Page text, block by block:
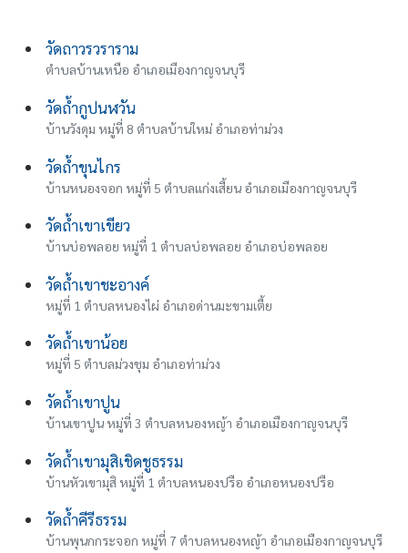
วัดถาวรวราราม
ตำบลบ้านเหนือ อำเภอเมืองกาญจนบุรี
วัดถ้ำกูปนฬวัน
บ้านวังดุม หมู่ที่ 8 ตำบลบ้านใหม่ อำเภอท่าม่วง
วัดถ้ำขุนไกร
บ้านหนองจอก หมู่ที่ 5 ตำบลแก่งเสี้ยน อำเภอเมืองกาญจนบุรี
วัดถ้ำเขาเขียว
บ้านบ่อพลอย หมู่ที่ 1 ตำบลบ่อพลอย อำเภอบ่อพลอย
วัดถ้ำเขาชะอางค์
หมู่ที่ 1 ตำบลหนองไผ่ อำเภอด่านมะขามเตี้ย
วัดถ้ำเขาน้อย
หมู่ที่ 5 ตำบลม่วงชุม อำเภอท่าม่วง
วัดถ้ำเขาปูน
บ้านเขาปูน หมู่ที่ 3 ตำบลหนองหญ้า อำเภอเมืองกาญจนบุรี
วัดถ้ำเขามุสิเชิดชูธรรม
บ้านหัวเขามุสิ หมู่ที่ 1 ตำบลหนองปรือ อำเภอหนองปรือ
วัดถ้ำคีรีธรรม
บ้านพุนกกระจอก หมู่ที่ 7 ตำบลหนองหญ้า อำเภอเมืองกาญจนบุรี